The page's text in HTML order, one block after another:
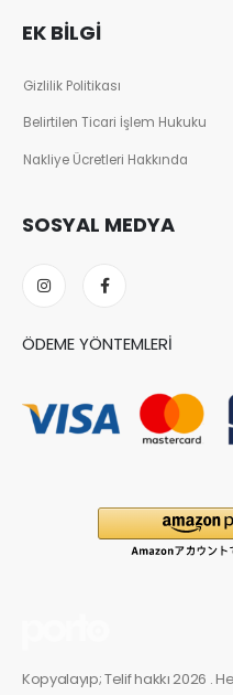
EK BILGI
Gizlilik Politikası
Belirtilen Ticari İşlem Hukuku
Nakliye Ücretleri Hakkında
SOSYAL MEDYA
ÖDEME YÖNTEMLERI
Kopyalayıp; Telif hakkı 2026 .